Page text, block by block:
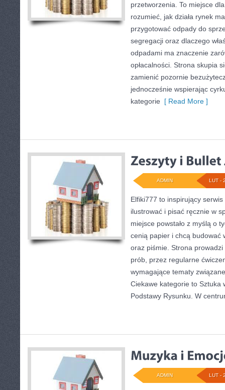
przetworzenia. To miejsce
rozumieć, jak działa rynek
przygotować odpady do
segregacji oraz dlaczego
odpadami ma znaczenie
opłacalności. Strona skupia
zamienić pozornie
jednocześnie wspierając
kategorie [ Read More ]
LUT -
ADMIN
Elfiki777 to inspirujący
ilustrować i pisać ręcznie w
miejsce powstało z myślą o
cenią papier i chcą budować
oraz piśmie. Strona
prób, przez regularne
wymagające tematy
Ciekawe kategorie to Sztuka
Podstawy Rysunku. W
LUT -
ADMIN